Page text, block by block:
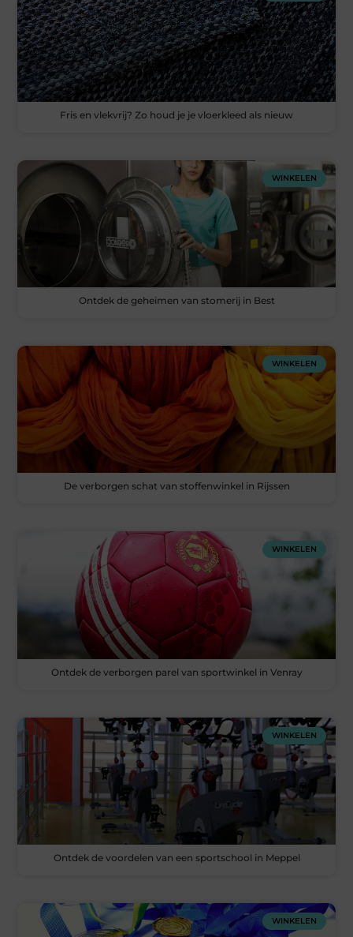
Fris en vlekvrij? Zo houd je je vloerkleed als nieuw
WINKELEN
Ontdek de geheimen van stomerij in Best
WINKELEN
De verborgen schat van stoffenwinkel in Rijssen
WINKELEN
Ontdek de verborgen parel van sportwinkel in Venray
WINKELEN
Ontdek de voordelen van een sportschool in Meppel
WINKELEN